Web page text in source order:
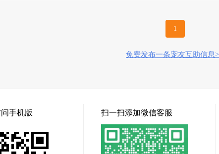
1
免费发布一条宠友互助信息
手机版 扫一扫添加微信客服